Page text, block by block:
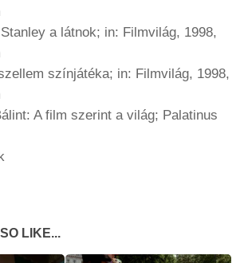
a látnok; in: Filmvilág, 1998,
színjátéka; in: Filmvilág, 1998,
A film szerint a világ; Palatinus
LIKE...